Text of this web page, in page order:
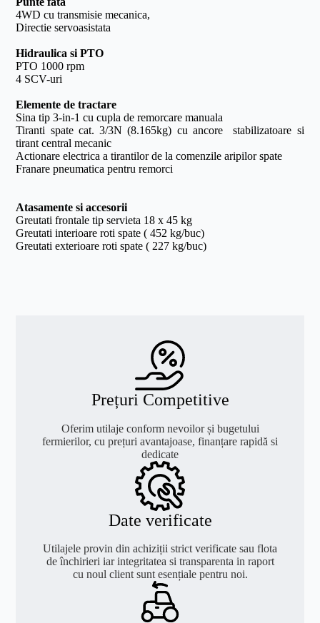
4WD cu transmisie mecanica,
Directie servoasistata
Hidraulica si PTO
PTO 1000 rpm
4 SCV-uri
Elemente de tractare
Sina tip 3-in-1 cu cupla de remorcare manuala
Tiranti spate cat. 3/3N (8.165kg) cu ancore stabilizatoare si
tirant central mecanic
Actionare electrica a tirantilor de la comenzile aripilor spate
Franare pneumatica pentru remorci
Atasamente si accesorii
Greutati frontale tip servieta 18 x 45 kg
Greutati interioare roti spate ( 452 kg/buc)
Greutati exterioare roti spate ( 227 kg/buc)
Prețuri Competitive
Oferim utilaje conform nevoilor și bugetului
fermierilor, cu prețuri avantajoase, finanțare rapidă si
dedicate
Date verificate
Utilajele provin din achiziții strict verificate sau flota
de închirieri iar integritatea si transparenta in raport
cu noul client sunt esențiale pentru noi.